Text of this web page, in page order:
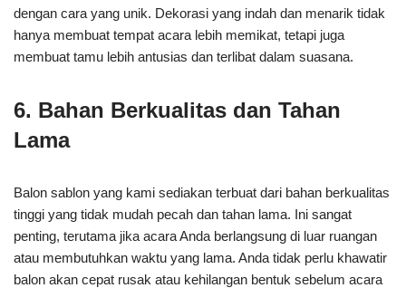
dengan cara yang unik. Dekorasi yang indah dan menarik tidak
hanya membuat tempat acara lebih memikat, tetapi juga
membuat tamu lebih antusias dan terlibat dalam suasana.
6. Bahan Berkualitas dan Tahan
Lama
Balon sablon yang kami sediakan terbuat dari bahan berkualitas
tinggi yang tidak mudah pecah dan tahan lama. Ini sangat
penting, terutama jika acara Anda berlangsung di luar ruangan
atau membutuhkan waktu yang lama. Anda tidak perlu khawatir
balon akan cepat rusak atau kehilangan bentuk sebelum acara